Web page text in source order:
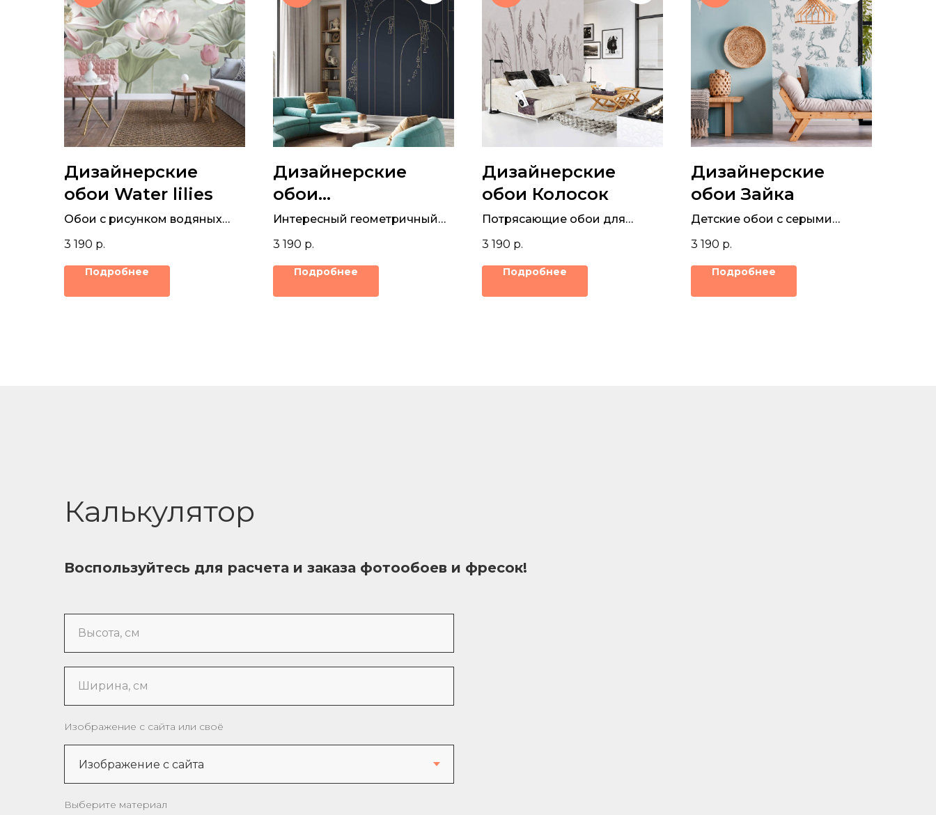
Дизайнерские
обои Water lilies
Обои с рисунком водяных
3 190 р.
Подробнее
Дизайнерские
обои
Колокольчики
Интересный геометричный
стен
3 190 р.
Подробнее
Дизайнерские
обои Колосок
Потрясающие обои для
рисунком колосков
3 190 р.
Подробнее
Дизайнерские
обои Зайка
Детские обои с серыми
на белом фоне
3 190 р.
Подробнее
Калькулятор
Воспользуйтесь для расчета и заказа фотообоев и фресок!
Высота, см
Ширина, см
Изображение с сайта или своё
Выберите материал